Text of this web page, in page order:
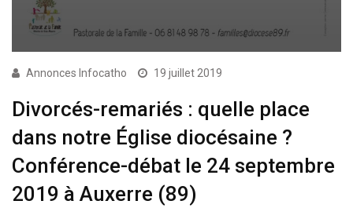
Annonces Infocatho 19 juillet 2019
Divorcés-remariés : quelle place
dans notre Église diocésaine ?
Conférence-débat le 24 septembre
2019 à Auxerre (89)